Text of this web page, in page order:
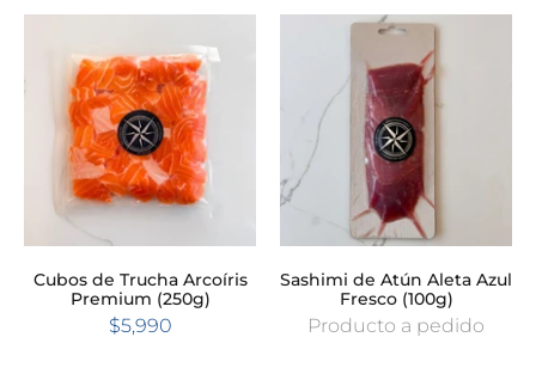
Cubos de Trucha Arcoíris
Premium (250g)
$5,990
Sashimi de Atún Aleta Azul
Fresco (100g)
Producto a pedido